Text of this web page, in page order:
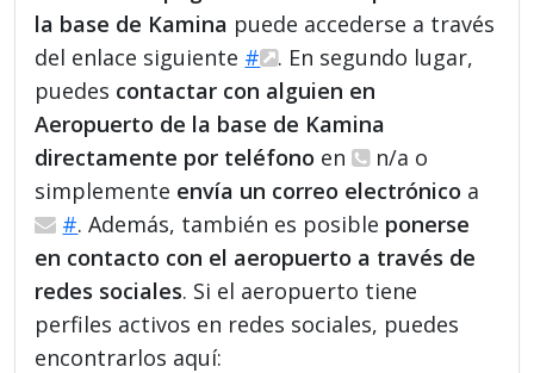
la base de Kamina puede accederse a través
del enlace siguiente #
. En segundo lugar,
puedes contactar con alguien en
Aeropuerto de la base de Kamina
directamente por teléfono en
n/a o
simplemente envía un correo electrónico a
#. Además, también es posible ponerse
en contacto con el aeropuerto a través de
redes sociales. Si el aeropuerto tiene
perfiles activos en redes sociales, puedes
encontrarlos aquí: